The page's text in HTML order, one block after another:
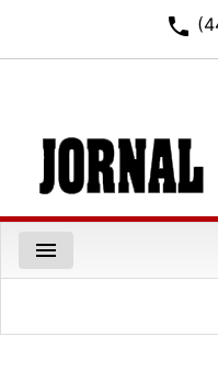
phone
menu